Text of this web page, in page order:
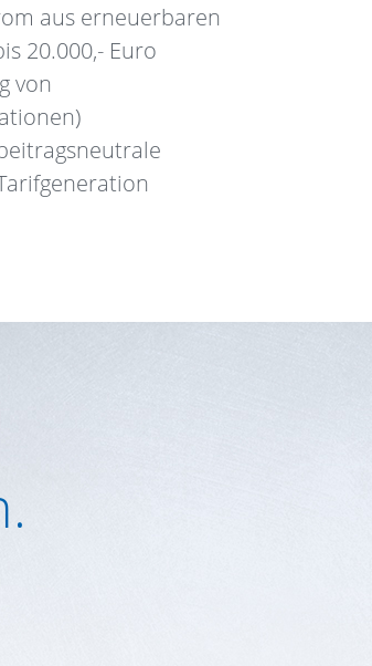
aus erneuerbaren
20.000,- Euro
von